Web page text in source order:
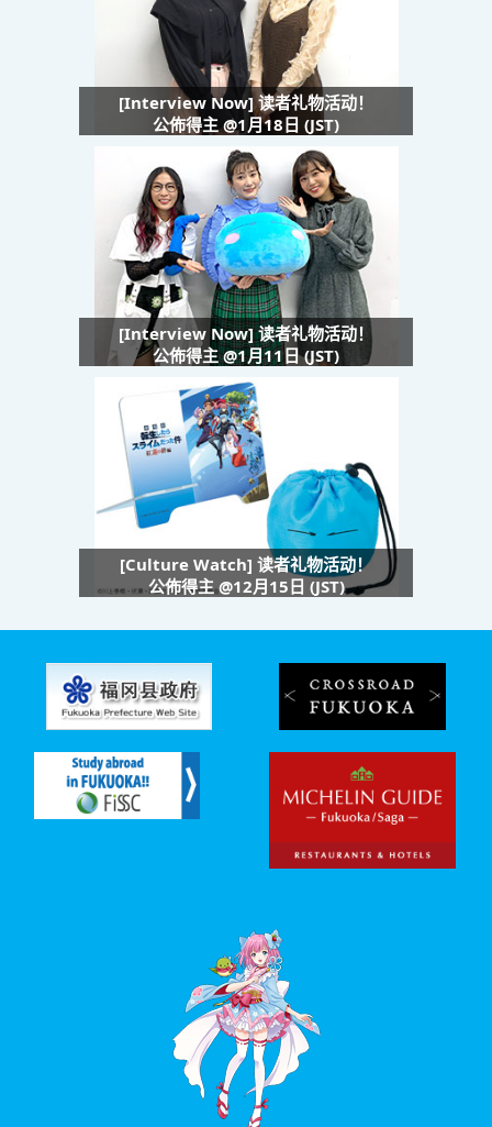
[Interview Now] 读者礼物活动！
公佈得主 @1月18日 (JST)
[Interview Now] 读者礼物活动！
公佈得主 @1月11日 (JST)
[Culture Watch] 读者礼物活动！
公佈得主 @12月15日 (JST)